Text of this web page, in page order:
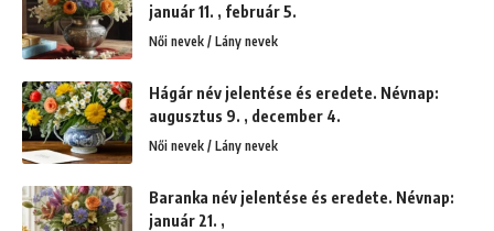
január 11. , február 5.
Női nevek / Lány nevek
Hágár név jelentése és eredete. Névnap:
augusztus 9. , december 4.
Női nevek / Lány nevek
Baranka név jelentése és eredete. Névnap:
január 21. ,